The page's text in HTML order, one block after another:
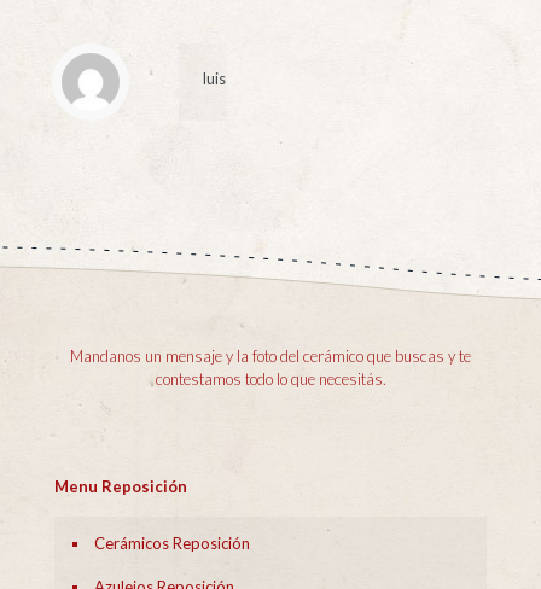
luis
Mandanos un mensaje y la foto del cerámico que buscas y te
contestamos todo lo que necesitás.
Menu Reposición
Cerámicos Reposición